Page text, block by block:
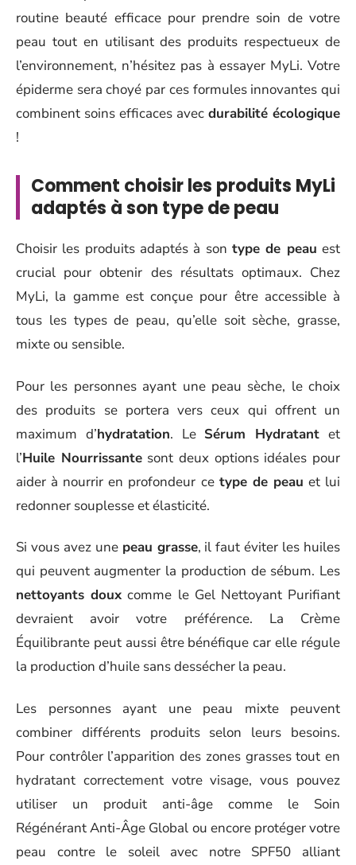
routine beauté efficace pour prendre soin de votre
peau tout en utilisant des produits respectueux de
l’environnement, n’hésitez pas à essayer MyLi. Votre
épiderme sera choyé par ces formules innovantes qui
combinent soins efficaces avec durabilité écologique
!
Comment choisir les produits MyLi
adaptés à son type de peau
Choisir les produits adaptés à son type de peau est
crucial pour obtenir des résultats optimaux. Chez
MyLi, la gamme est conçue pour être accessible à
tous les types de peau, qu’elle soit sèche, grasse,
mixte ou sensible.
Pour les personnes ayant une peau sèche, le choix
des produits se portera vers ceux qui offrent un
maximum d’hydratation. Le Sérum Hydratant et
l’Huile Nourrissantesont deux options idéales pour
aider à nourrir en profondeur ce type de peau et lui
redonner souplesse et élasticité.
Si vous avez une peau grasse, il faut éviter les huiles
qui peuvent augmenter la production de sébum. Les
nettoyants doux comme le Gel Nettoyant Purifiant
devraient avoir votre préférence. La Crème
Équilibrante peut aussi être bénéfique car elle régule
la production d’huile sans dessécher la peau.
Les personnes ayant une peau mixte peuvent
combiner différents produits selon leurs besoins.
Pour contrôler l’apparition des zones grasses tout en
hydratant correctement votre visage, vous pouvez
utiliser un produit anti-âge comme le Soin
Régénérant Anti-Âge Global ou encore protéger votre
peau contre le soleil avec notre SPF50 alliant